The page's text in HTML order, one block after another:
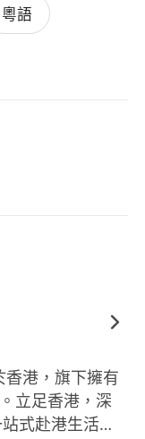
粵語
港，旗下擁有
立足香港，深
式赴港生活服